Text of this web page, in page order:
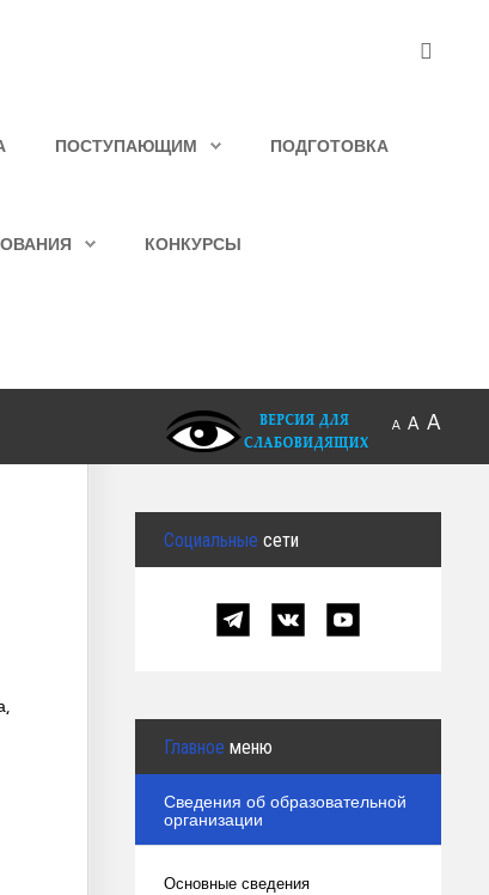
ПОСТУПАЮЩИМ ПОДГОТОВКА
КОНКУРСЫ
A A A
Социальные сети
Главное меню
Сведения об образовательной
организации
Основные сведения